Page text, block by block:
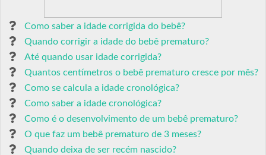
Como saber a idade corrigida do bebê?
Quando corrigir a idade do bebê prematuro?
Até quando usar idade corrigida?
Quantos centímetros o bebê prematuro cresce por mês?
Como se calcula a idade cronológica?
Como saber a idade cronológica?
Como é o desenvolvimento de um bebê prematuro?
O que faz um bebê prematuro de 3 meses?
Quando deixa de ser recém nascido?